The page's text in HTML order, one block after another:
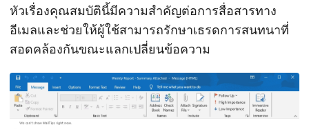
หัวเรื่องคุณสมบัตินี้มีความสำคัญต่อการสื่อสารทาง
อีเมลและช่วยให้ผู้ใช้สามารถรักษาเธรดการสนทนาที่
สอดคล้องกันขณะแลกเปลี่ยนข้อความ